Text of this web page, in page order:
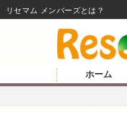
ホーム
リセマム メンバーズ